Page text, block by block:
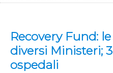
Recovery Fund:
diversi Ministeri;
ospedali